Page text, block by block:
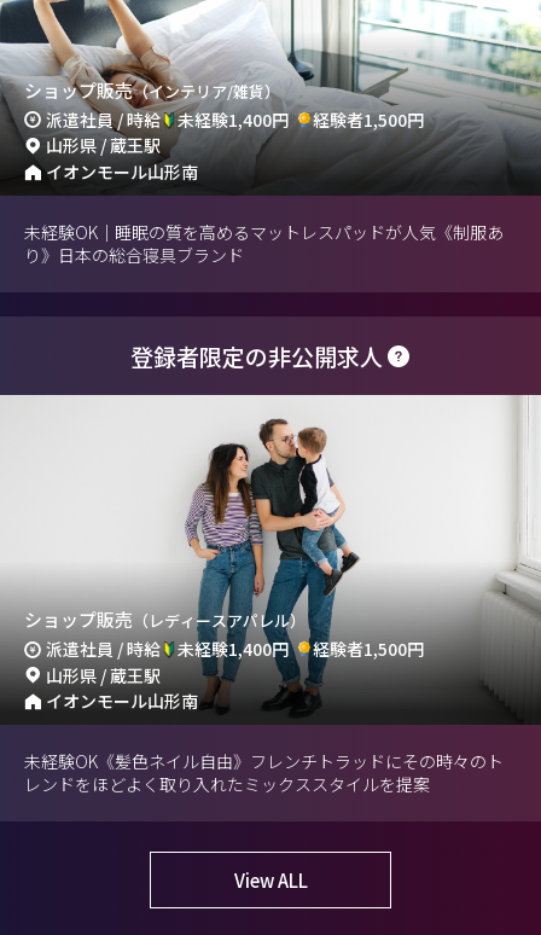
ショップ販売（インテリア/雑貨）
派遣社員 / 時給 未経験1,400円
経験者1,500円
山形県 / 蔵王駅
イオンモール山形南
未経験OK｜睡眠の質を高めるマットレスパッドが人気《制服あ
り》日本の総合寝具ブランド
登録者限定の非公開求人
ショップ販売 （レディースアパレル）
派遣社員 / 時給 未経験1,400円
経験者1,500円
山形県 / 蔵王駅
イオンモール山形南
未経験OK《髪色ネイル自由》フレンチトラッドにその時々のト
レンドをほどよく取り入れたミックススタイルを提案
View ALL